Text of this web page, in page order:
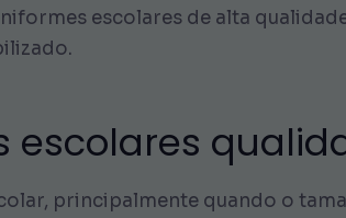
escolares de alta
escolares
principalmente quando o